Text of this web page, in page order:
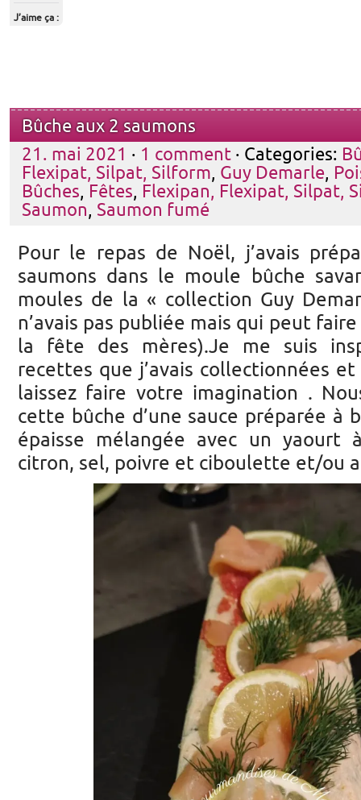
J’aime ça :
Bûche aux 2 saumons
21. mai 2021 · 1 comment · Categories:
Flexipat, Silpat, Silform, Guy Demarle,
Bûches, Fêtes, Flexipan, Flexipat, Silpat,
Saumon, Saumon fumé
Pour le repas de Noël, j’avais
saumons dans le moule bûche
moules de la « collection Guy
n’avais pas publiée mais qui peut
la fête des mères).Je me suis
recettes que j’avais collectionnées
laissez faire votre imagination .
cette bûche d’une sauce préparée à
épaisse mélangée avec un yaourt
citron, sel, poivre et ciboulette et/ou